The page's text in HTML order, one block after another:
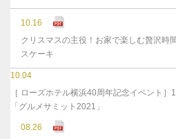
10.16
クリスマスの主役！お家で楽しむ贅沢時
スケーキ
10.04
［ ローズホテル横浜40周年記念イベント
「グルメサミット2021」
08.26